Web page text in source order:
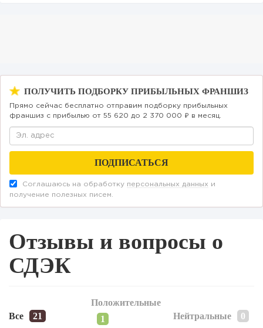
ПОЛУЧИТЬ ПОДБОРКУ ПРИБЫЛЬНЫХ ФРАНШИЗ
Прямо сейчас бесплатно отправим подборку прибыльных
франшиз с прибылью от 55 620 до 2 370 000 ₽ в месяц.
Соглашаюсь на обработку персональных данных и
получение полезных писем.
Отзывы и вопросы о
СДЭК
Все
Положительные
Нейтральные